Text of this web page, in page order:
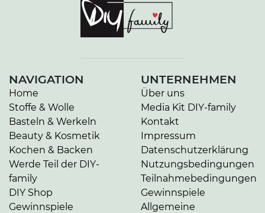
NAVIGATION
Home
Stoffe & Wolle
Basteln & Werkeln
Beauty & Kosmetik
Kochen & Backen
Werde Teil der DIY-
family
DIY Shop
Gewinnspiele
UNTERNEHMEN
Über uns
Media Kit DIY-family
Kontakt
Impressum
Datenschutzerklärung
Nutzungsbedingungen
Teilnahmebedingungen
Gewinnspiele
Allgemeine